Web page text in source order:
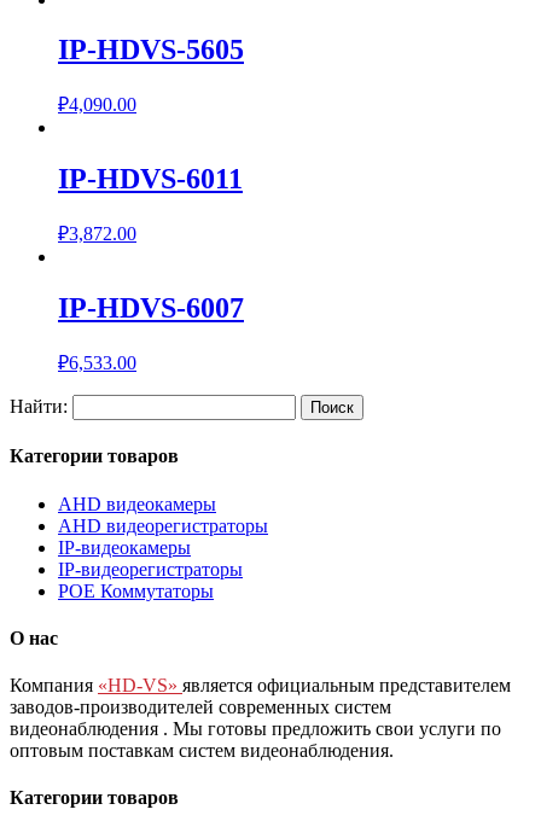
IP-HDVS-5605
₽4,090.00
IP-HDVS-6011
₽3,872.00
IP-HDVS-6007
₽6,533.00
Найти:
Категории товаров
AHD видеокамеры
AHD видеорегистраторы
IP-видеокамеры
IP-видеорегистраторы
POE Коммутаторы
О нас
Компания «HD-VS» является официальным представителем
заводов-производителей современных систем
видеонаблюдения . Мы готовы предложить свои услуги по
оптовым поставкам систем видеонаблюдения.
Категории товаров